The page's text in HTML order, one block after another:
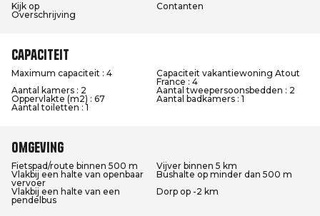
Kijk op
Contanten
Overschrijving
Capaciteit
Maximum capaciteit : 4
Capaciteit vakantiewoning Atout
France : 4
Aantal kamers : 2
Aantal tweepersoonsbedden : 2
Oppervlakte (m2) : 67
Aantal badkamers : 1
Aantal toiletten : 1
Omgeving
Fietspad/route binnen 500 m
Vijver binnen 5 km
Vlakbij een halte van openbaar
vervoer
Bushalte op minder dan 500 m
Vlakbij een halte van een
pendelbus
Dorp op -2 km